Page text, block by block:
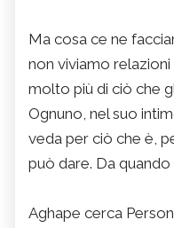
Ma cosa ce ne
non viviamo relazioni
molto più di ciò che
Ognuno, nel suo
veda per ciò che è,
può dare. Da
Aghape cerca